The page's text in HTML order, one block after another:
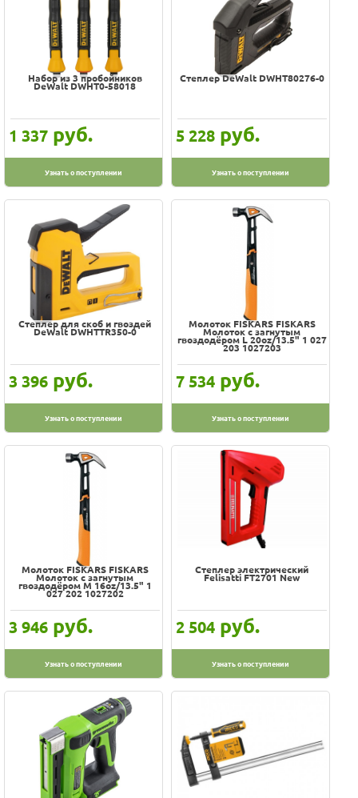
Набор из 3 пробойников
DeWalt DWHT0-58018
1 337 руб.
Узнать о поступлении
Степлер DeWalt DWHT80276-0
5 228 руб.
Узнать о поступлении
Степлер для скоб и гвоздей
DeWalt DWHTTR350-0
3 396 руб.
Узнать о поступлении
Молоток FISKARS FISKARS
Молоток с загнутым
гвоздодёром L 20oz/13.5" 1 027
203 1027203
7 534 руб.
Узнать о поступлении
Молоток FISKARS FISKARS
Молоток с загнутым
гвоздодёром M 16oz/13.5" 1
027 202 1027202
3 946 руб.
Узнать о поступлении
Степлер электрический
Felisatti FT2701 New
2 504 руб.
Узнать о поступлении